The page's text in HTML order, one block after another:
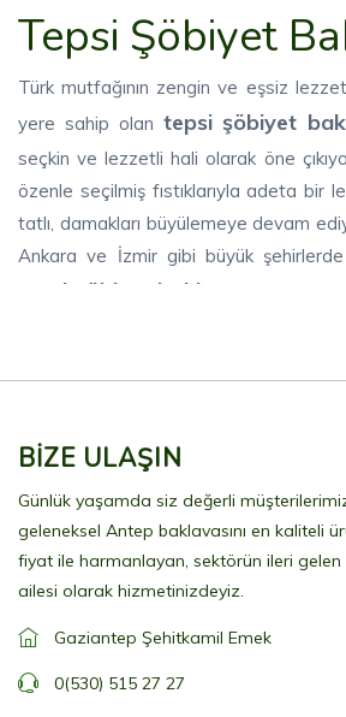
Tepsi Şöbiyet
Türk mutfağının zengin ve eşsiz
yere sahip olan tepsi şöbiyet
seçkin ve lezzetli hali olarak öne
özenle seçilmiş fıstıklarıyla adeta bir
tatlı, damakları büyülemeye devam
Ankara ve İzmir gibi büyük şehirlerde
tepsi şöbiyet baklava
tepsi şöbiyet baklavanın
dilimine titizlikle yerleştirilen
sunarken aynı zamanda
bırakır. Bu özel tatlı, geleneksel
hiçbir katkı maddesi kullanılmaz ve
sunar. Taş fırınlarda meşe odunu
fıstıklı tepsi şöbiyet
ve aromanın tadını sunar.
İncelikle hazırlanan katmanları ve özel
BİZE ULAŞIN
Günlük yaşamda siz değerli
geleneksel Antep baklavasını en kaliteli
fiyat ile harmanlayan, sektörün ileri gelen
ailesi olarak hizmetinizdeyiz.
Gaziantep Şehitkamil Emek
0(530) 515 27 27